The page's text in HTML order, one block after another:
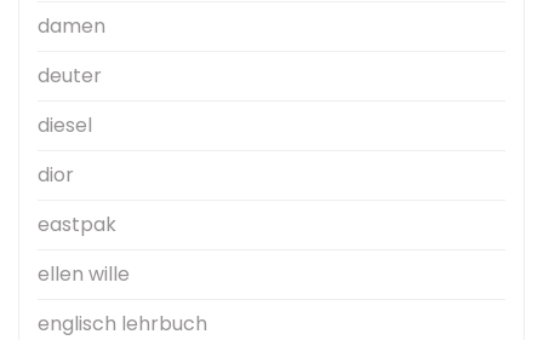
damen
deuter
diesel
dior
eastpak
ellen wille
englisch lehrbuch